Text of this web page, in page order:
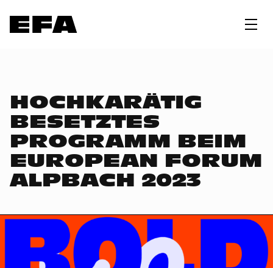
HOCHKARÄTIG
BESETZTES
PROGRAMM BEIM
EUROPEAN FORUM
ALPBACH 2023